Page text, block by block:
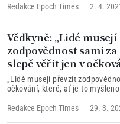
připravovaném komiksovém
Redakce Epoch Times 2. 4.
Vědkyně: „Lidé
zodpovědnost sami za
slepě věřit jen v
„Lidé musejí převzít
očkování, které, ať je to
již více než rok vede brněnský
Redakce Epoch Times 29. 3.